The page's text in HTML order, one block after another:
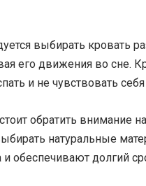
выбирать кровать
его движения во сне.
и не чувствовать себя
обратить внимание
натуральные
обеспечивают долгий